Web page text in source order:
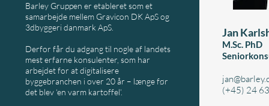
Barley Gruppen er etableret som et
samarbejde mellem Gravicon DK ApS og
3dbyggeri danmark ApS.
Derfor får du adgang til nogle af landets
mest erfarne konsulenter, som har
arbejdet for at digitalisere
byggebranchen i over 20 år – længe før
det blev ‘en varm kartoffel’.
Jan
M.Sc. PhD
(+45) 24